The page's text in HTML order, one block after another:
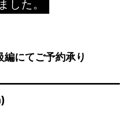
した。
編にてご予約承り